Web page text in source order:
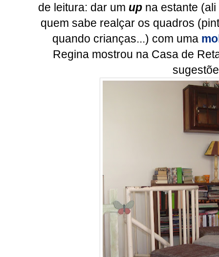
de leitura: dar um up na estante
quem sabe realçar os quadros
quando crianças...) com uma
Regina mostrou na Casa de